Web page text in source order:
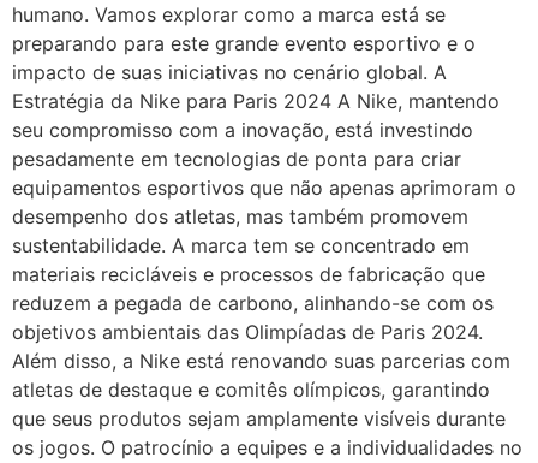
humano. Vamos explorar como a marca está se
preparando para este grande evento esportivo e o
impacto de suas iniciativas no cenário global. A
Estratégia da Nike para Paris 2024 A Nike, mantendo
seu compromisso com a inovação, está investindo
pesadamente em tecnologias de ponta para criar
equipamentos esportivos que não apenas aprimoram o
desempenho dos atletas, mas também promovem
sustentabilidade. A marca tem se concentrado em
materiais recicláveis e processos de fabricação que
reduzem a pegada de carbono, alinhando-se com os
objetivos ambientais das Olimpíadas de Paris 2024.
Além disso, a Nike está renovando suas parcerias com
atletas de destaque e comitês olímpicos, garantindo
que seus produtos sejam amplamente visíveis durante
os jogos. O patrocínio a equipes e a individualidades no